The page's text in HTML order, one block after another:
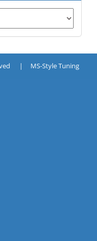
| MS-Style Tuning